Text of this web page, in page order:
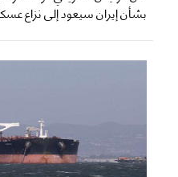
بشأن إيران سيعود إلى نزاع